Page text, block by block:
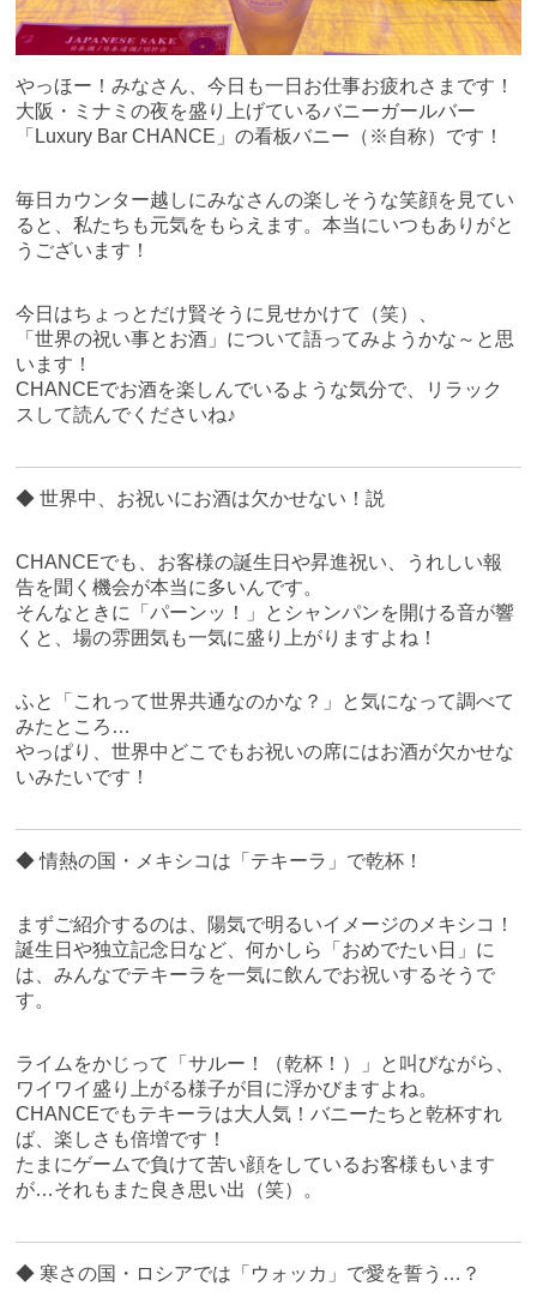
やっほー！みなさん、今日も一日お仕事お疲れさまです！
大阪・ミナミの夜を盛り上げているバニーガールバー
「Luxury Bar CHANCE」の看板バニー（※自称）です！
毎日カウンター越しにみなさんの楽しそうな笑顔を見てい
ると、私たちも元気をもらえます。本当にいつもありがと
うございます！
今日はちょっとだけ賢そうに見せかけて（笑）、
「世界の祝い事とお酒」について語ってみようかな～と思
います！
CHANCEでお酒を楽しんでいるような気分で、リラック
スして読んでくださいね♪
◆ 世界中、お祝いにお酒は欠かせない！説
CHANCEでも、お客様の誕生日や昇進祝い、うれしい報
告を聞く機会が本当に多いんです。
そんなときに「パーンッ！」とシャンパンを開ける音が響
くと、場の雰囲気も一気に盛り上がりますよね！
ふと「これって世界共通なのかな？」と気になって調べて
みたところ…
やっぱり、世界中どこでもお祝いの席にはお酒が欠かせな
いみたいです！
◆ 情熱の国・メキシコは「テキーラ」で乾杯！
まずご紹介するのは、陽気で明るいイメージのメキシコ！
誕生日や独立記念日など、何かしら「おめでたい日」に
は、みんなでテキーラを一気に飲んでお祝いするそうで
す。
ライムをかじって「サルー！（乾杯！）」と叫びながら、
ワイワイ盛り上がる様子が目に浮かびますよね。
CHANCEでもテキーラは大人気！バニーたちと乾杯すれ
ば、楽しさも倍増です！
たまにゲームで負けて苦い顔をしているお客様もいます
が…それもまた良き思い出（笑）。
◆ 寒さの国・ロシアでは「ウォッカ」で愛を誓う…？